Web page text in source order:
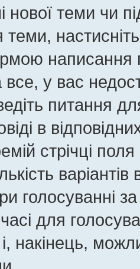
нової теми чи
теми,
написання
у вас
питання
в
стрічці
голосуванні
для
накінець,